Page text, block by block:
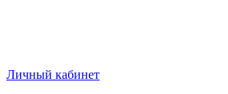
Личный кабинет